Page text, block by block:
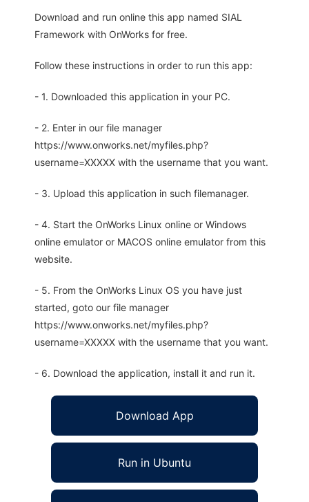
Download and run online this app named SIAL
Framework with OnWorks for free.
Follow these instructions in order to run this app:
- 1. Downloaded this application in your PC.
- 2. Enter in our file manager
https://www.onworks.net/myfiles.php?
username=XXXXX with the username that you want.
- 3. Upload this application in such filemanager.
- 4. Start the OnWorks Linux online or Windows
online emulator or MACOS online emulator from this
website.
- 5. From the OnWorks Linux OS you have just
started, goto our file manager
https://www.onworks.net/myfiles.php?
username=XXXXX with the username that you want.
- 6. Download the application, install it and run it.
Download App
Run in Ubuntu